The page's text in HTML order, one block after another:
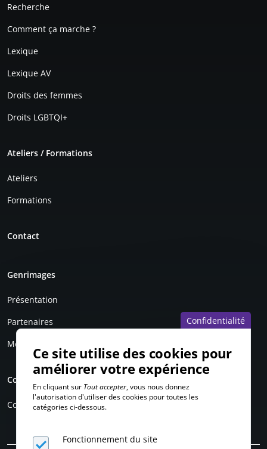
Recherche
Comment ça marche ?
Lexique
Lexique AV
Droits des femmes
Droits LGBTQI+
Ateliers / Formations
Ateliers
Formations
Contact
Genrimages
Présentation
Partenaires
Mentions légales
Compte personnel
Connexion
Confidentialité
Ce site utilise des cookies pour
améliorer votre expérience
En cliquant sur Tout accepter, vous nous donnez
l'autorisation d'utiliser des cookies pour toutes les
catégories ci-dessous.
Fonctionnement du site